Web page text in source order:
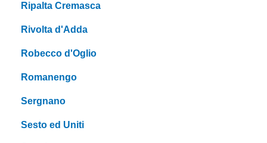
Ripalta Cremasca
Rivolta d'Adda
Robecco d'Oglio
Romanengo
Sergnano
Sesto ed Uniti